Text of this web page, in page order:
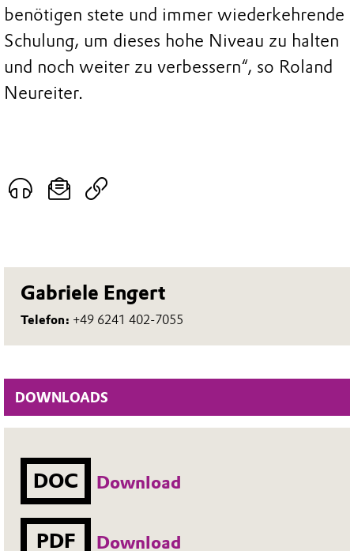
Gabriele Engert
Telefon: +49 6241 402-7055
DOWNLOADS
DOC Download
PDF Download
benötigen stete und immer wiederkehrende
Schulung, um dieses hohe Niveau zu halten
und noch weiter zu verbessern“, so Roland
Neureiter.